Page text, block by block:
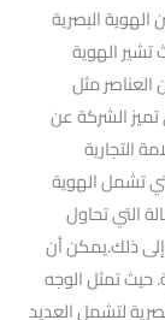
الهوية البصرية
الهوية
العناصر مثل
تميز الشركة عن
التجارية
تشمل الهوية
التي تحاول
ذلك.يمكن أن
حيث تمثل الوجه
لتشمل العديد